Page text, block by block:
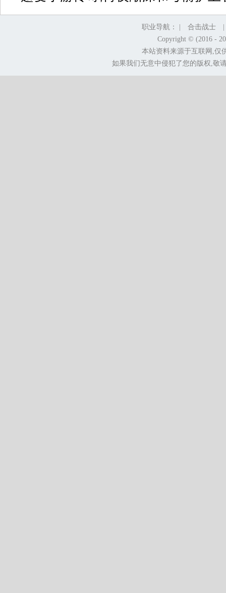
职业导航： | 合击战士
Copyright © (2016 -
本站资料来源于互联网,仅
如果我们无意中侵犯了您的版权,敬